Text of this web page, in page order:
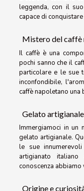
leggenda, con il
capace di
Mistero del caffè
Il caffè è una
pochi sanno che il
particolare e le sue
inconfondibile,
caffè napoletano una
Gelato
Immergiamoci in un
gelato artigianale.
le sue
artigianato
conoscenza abbiamo
Origine e